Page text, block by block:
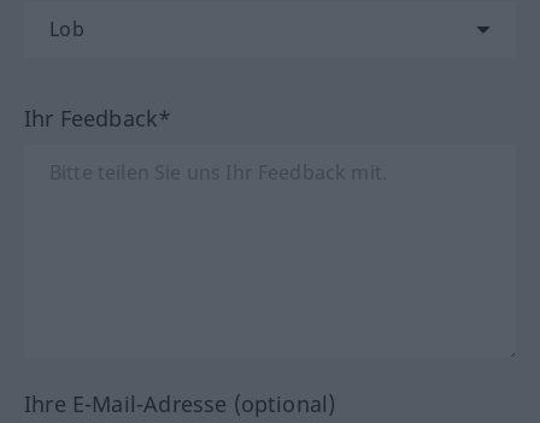
Ihr Feedback*
Ihre E-Mail-Adresse (optional)